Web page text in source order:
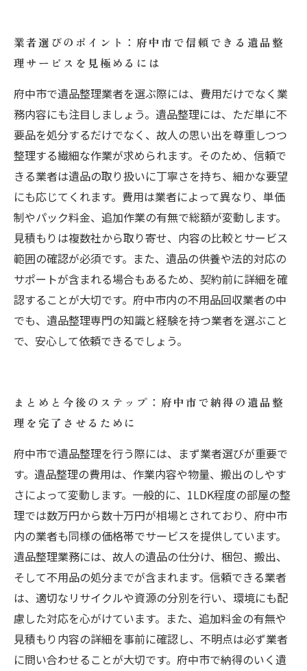
業者選びのポイント：府中市で信頼できる遺品整
理サービスを見極めるには
府中市で遺品整理業者を選ぶ際には、費用だけでなく業
務内容にも注目しましょう。遺品整理には、ただ単に不
要品を処分するだけでなく、故人の思い出を尊重しつつ
整理する繊細な作業が求められます。そのため、信頼で
きる業者は遺品の取り扱いに丁寧さを持ち、細かな要望
にも応じてくれます。費用は業者によって異なり、単価
制やパック料金、追加作業の有無で総額が変動します。
見積もりは複数社から取り寄せ、内容の比較とサービス
範囲の確認が必須です。また、遺品の供養や法的対応の
サポートが含まれる場合もあるため、契約前に詳細を確
認することが大切です。府中市内の不用品回収業者の中
でも、遺品整理専門の知識と経験を持つ業者を選ぶこと
で、安心して依頼できるでしょう。
まとめと今後のステップ：府中市で納得の遺品整
理を完了させるために
府中市で遺品整理を行う際には、まず業者選びが重要で
す。遺品整理の費用は、作業内容や物量、搬出のしやす
さによって変動します。一般的に、1LDK程度の部屋の整
理では数万円から数十万円が相場とされており、府中市
内の業者も同様の価格帯でサービスを提供しています。
遺品整理業務には、故人の遺品の仕分け、梱包、搬出、
そして不用品の処分までが含まれます。信頼できる業者
は、適切なリサイクルや資源の分別を行い、環境にも配
慮した対応を心がけています。また、追加料金の有無や
見積もり内容の詳細を事前に確認し、不明点は必ず業者
に問い合わせることが大切です。府中市で納得のいく遺